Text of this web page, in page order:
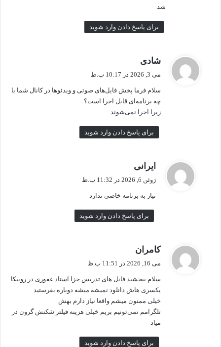
شد
برای پاسخ دادن وارد شوید
شادی
:
می 3, 2026 در 10:17 ب.ظ
سلام فرما پخش فایل‌های صوتی و ویدئوها در کانال شما با
چه برنامه‌ای قابل اجرا است؟
زیرا اجرا نمی‌شوند
برای پاسخ دادن وارد شوید
ایرانی
:
ژوئن 6, 2026 در 11:32 ب.ظ
نیاز به برنامه خاصی ندارد
برای پاسخ دادن وارد شوید
کامران
:
می 16, 2026 در 11:51 ب.ظ
سلام ببخشید فایل های تدریس جزا استاد غفوری در روبیکا
یکسری هاش دانلود نمیشه میشه دوباره بفرستید
خیلی ممنون میشم واقعا نیاز دارم بهش
تلگرامم نمی‌تونیم بریم خیلی هزینه فیلتر شکنش گرون در
میاد
برای پاسخ دادن وارد شوید